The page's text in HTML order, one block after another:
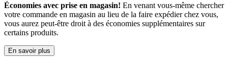
Économies avec prise en magasin! En venant vous-même chercher
votre commande en magasin au lieu de la faire expédier chez vous,
vous aurez peut-être droit à des économies supplémentaires sur
certains produits.
En savoir plus